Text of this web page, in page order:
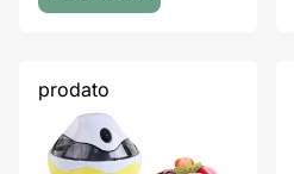
prodato